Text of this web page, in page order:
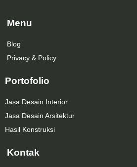
Menu
Blog
Privacy & Policy
Portofolio
Jasa Desain Interior
Jasa Desain Arsitektur
Hasil Konstruksi
Kontak